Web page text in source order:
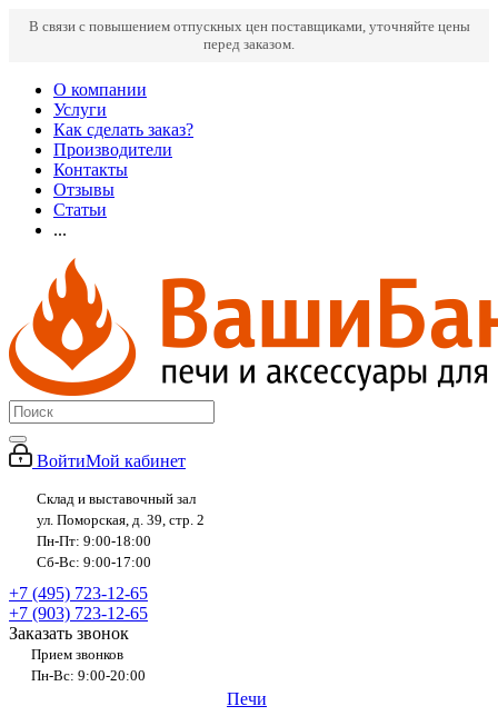
В связи с повышением отпускных цен поставщиками, уточняйте цены
перед заказом.
О компании
Услуги
Как сделать заказ?
Производители
Контакты
Отзывы
Статьи
...
ВойтиМой кабинет
Склад и выставочный зал
ул. Поморская, д. 39, стр. 2
Пн-Пт: 9:00-18:00
Сб-Вс: 9:00-17:00
+7 (495) 723-12-65
+7 (903) 723-12-65
Заказать звонок
Прием звонков
Пн-Вс: 9:00-20:00
Печи